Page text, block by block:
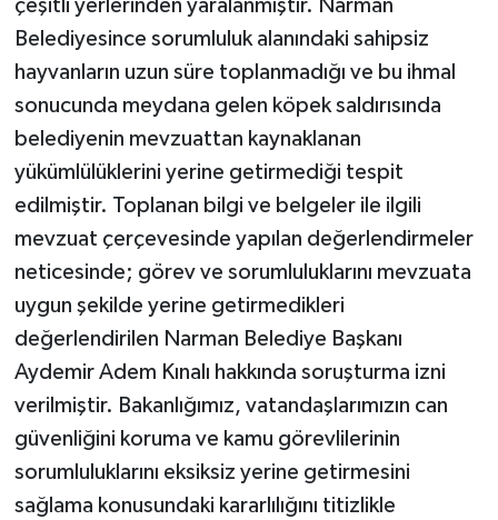
çeşitli yerlerinden yaralanmıştır. Narman
Belediyesince sorumluluk alanındaki sahipsiz
hayvanların uzun süre toplanmadığı ve bu ihmal
sonucunda meydana gelen köpek saldırısında
belediyenin mevzuattan kaynaklanan
yükümlülüklerini yerine getirmediği tespit
edilmiştir. Toplanan bilgi ve belgeler ile ilgili
mevzuat çerçevesinde yapılan değerlendirmeler
neticesinde; görev ve sorumluluklarını mevzuata
uygun şekilde yerine getirmedikleri
değerlendirilen Narman Belediye Başkanı
Aydemir Adem Kınalı hakkında soruşturma izni
verilmiştir. Bakanlığımız, vatandaşlarımızın can
güvenliğini koruma ve kamu görevlilerinin
sorumluluklarını eksiksiz yerine getirmesini
sağlama konusundaki kararlılığını titizlikle